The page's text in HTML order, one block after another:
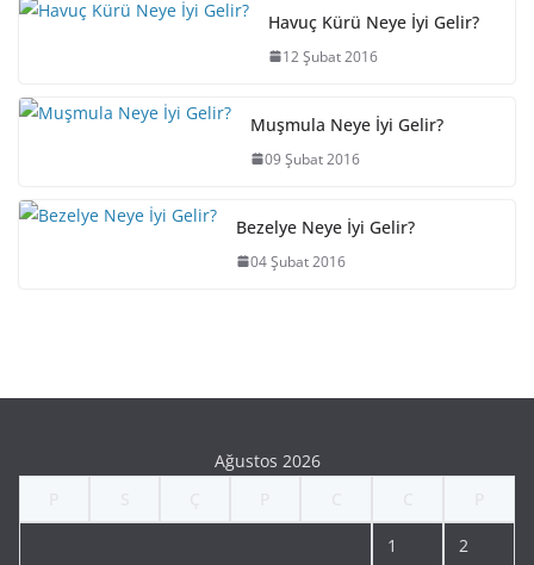
Havuç Kürü Neye İyi Gelir?
12 Şubat 2016
Muşmula Neye İyi Gelir?
09 Şubat 2016
Bezelye Neye İyi Gelir?
04 Şubat 2016
Ağustos 2026
1 2